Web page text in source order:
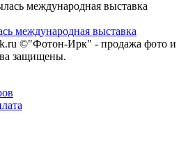
международная выставка
©"Фотон-Ирк" - продажа фото и
защищены.